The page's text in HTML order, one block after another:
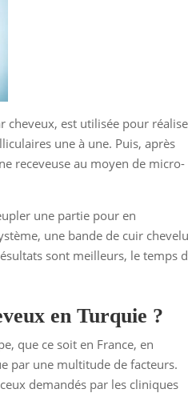
cheveux, est utilisée pour
une à une. Puis, après
receveuse au moyen de micro-
une partie pour en
une bande de cuir chevelu
sont meilleurs, le temps
en Turquie ?
que ce soit en France, en
par une multitude de facteurs.
demandés par les cliniques